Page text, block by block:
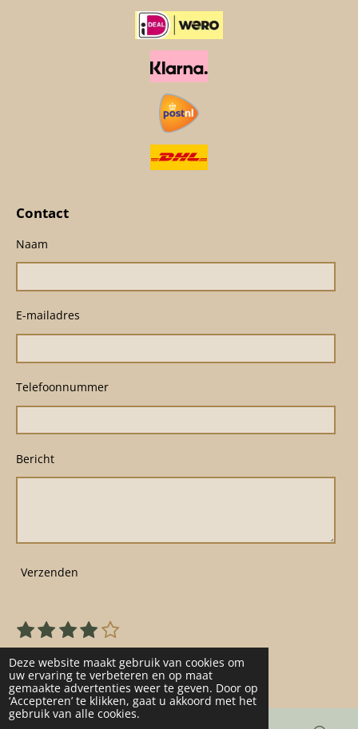
Deze website maakt gebruik van cookies om
uw ervaring te verbeteren en op maat
gemaakte advertenties weer te geven. Door op
‘Accepteren’ te klikken, gaat u akkoord met het
gebruik van alle cookies.
Contact
Naam
E-mailadres
Telefoonnummer
Bericht
Verzenden
R
a
t
i
n
1
s
t
e
r
2
s
t
e
r
3
s
t
e
r
4
s
t
e
r
5
s
t
e
r
S
e
m
m
e
n
22 stemmen